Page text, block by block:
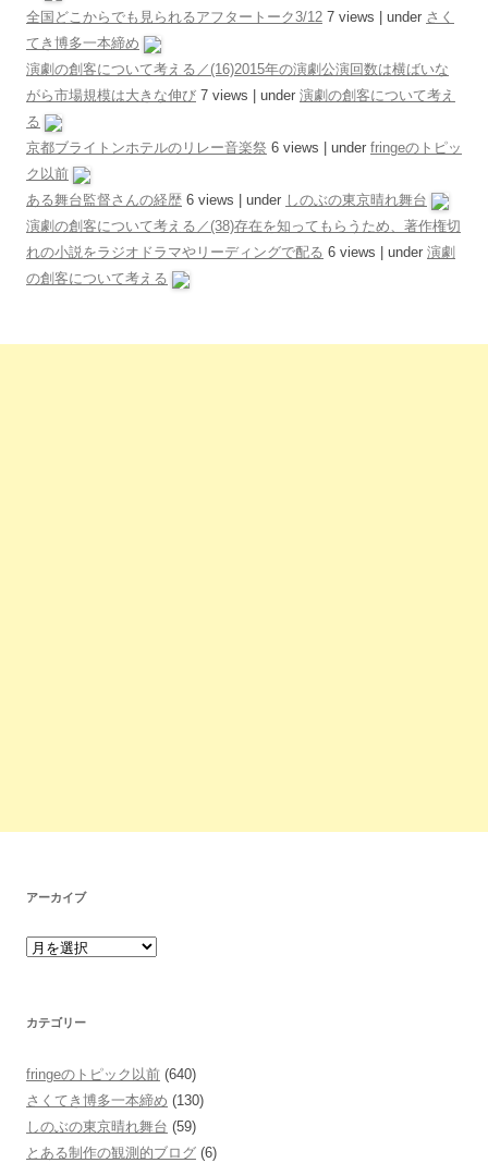
全国どこからでも見られるアフタートーク3/12 7 views under さく
てき博多一本締め
演劇の創客について考える／(16)2015年の演劇公演回数は横ばいな
がら市場規模は大きな伸び 7 views under 演劇の創客について考え
る
京都ブライトンホテルのリレー音楽祭 6 views under fringeのトピッ
ク以前
ある舞台監督さんの経歴 6 views under しのぶの東京晴れ舞台
演劇の創客について考える／(38)存在を知ってもらうため、著作権切
れの小説をラジオドラマやリーディングで配る 6 views under 演劇
の創客について考える
アーカイブ
カテゴリー
fringeのトピック以前 (640)
さくてき博多一本締め (130)
しのぶの東京晴れ舞台 (59)
とある制作の観測的ブログ (6)